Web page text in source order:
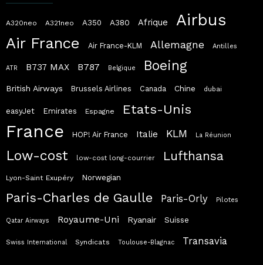
A320neo A321neo A350 A380 Afrique Airbus
Air France Air France-KLM Allemagne Antilles
ATR B737 MAX B787 Belgique Boeing
British Airways Brussels Airlines Canada Chine dubai
easyJet Emirates Espagne Etats-Unis
France HOP! Air France Italie KLM La Réunion
Low-cost low-cost long-courrier Lufthansa
Lyon-Saint Exupéry Norwegian
Paris-Charles de Gaulle Paris-Orly Pilotes
Qatar Airways Royaume-Uni Ryanair Suisse
Swiss International Syndicats Toulouse-Blagnac Transavia